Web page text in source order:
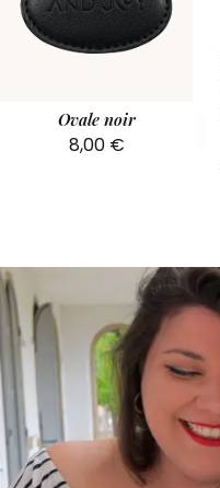
Ovale noir
8,00 €